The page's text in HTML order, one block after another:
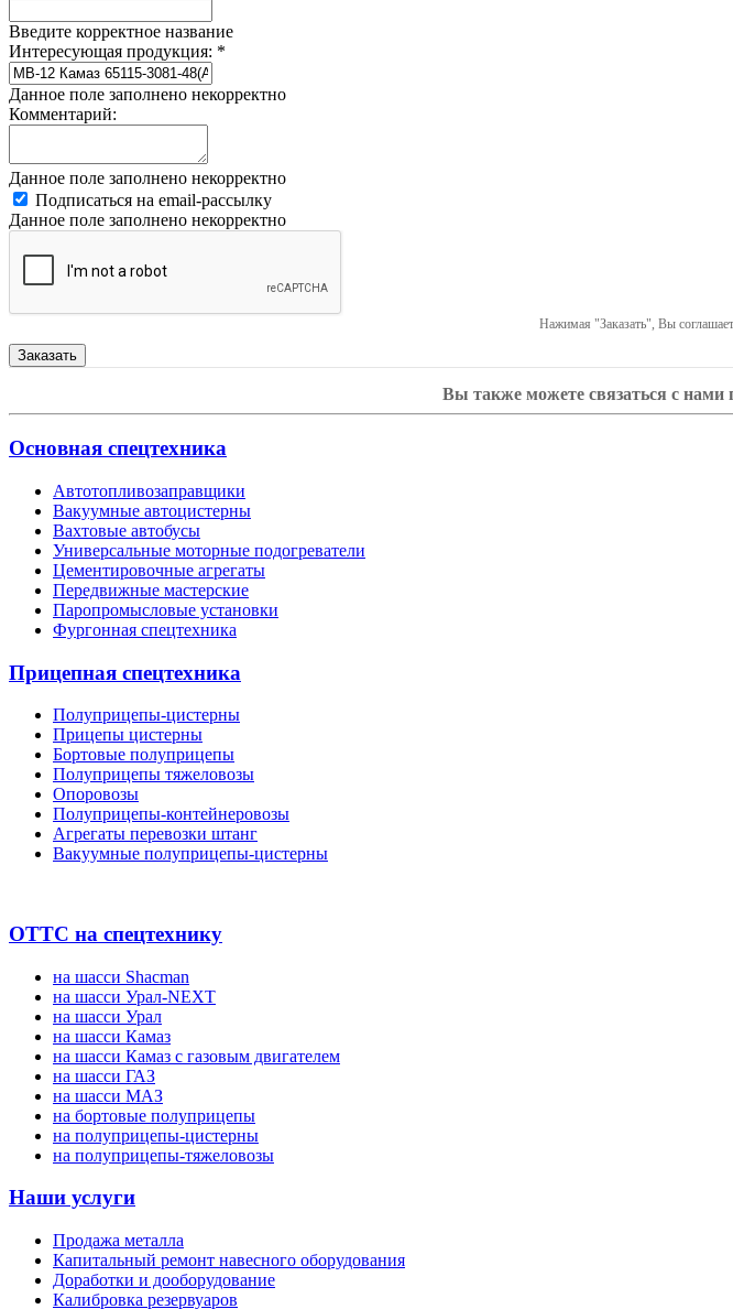
Введите корректное название
Интересующая продукция: *
Данное поле заполнено некорректно
Комментарий:
Данное поле заполнено некорректно
Подписаться на email-рассылку
Данное поле заполнено некорректно
Нажимая "Заказать", Вы
Вы также можете связаться с нами
Основная спецтехника
Автотопливозаправщики
Вакуумные автоцистерны
Вахтовые автобусы
Универсальные моторные подогреватели
Цементировочные агрегаты
Передвижные мастерские
Паропромысловые установки
Фургонная спецтехника
Прицепная спецтехника
Полуприцепы-цистерны
Прицепы цистерны
Бортовые полуприцепы
Полуприцепы тяжеловозы
Опоровозы
Полуприцепы-контейнеровозы
Агрегаты перевозки штанг
Вакуумные полуприцепы-цистерны
ОТТС на спецтехнику
на шасси Shacman
на шасси Урал-NEXT
на шасси Урал
на шасси Камаз
на шасси Камаз с газовым двигателем
на шасси ГАЗ
на шасси МАЗ
на бортовые полуприцепы
на полуприцепы-цистерны
на полуприцепы-тяжеловозы
Наши услуги
Продажа металла
Капитальный ремонт навесного оборудования
Доработки и дооборудование
Калибровка резервуаров